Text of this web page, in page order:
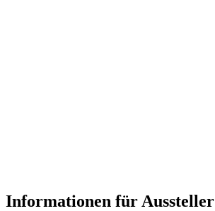
Informationen für Aussteller